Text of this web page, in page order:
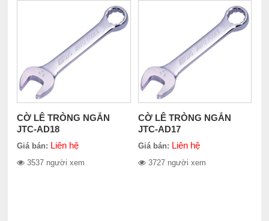
CỜ LÊ TRÒNG NGẮN
JTC-AD18
Giá bán: Liên hệ
3537 người xem
CỜ LÊ TRÒNG NGẮN
JTC-AD17
Giá bán: Liên hệ
3727 người xem